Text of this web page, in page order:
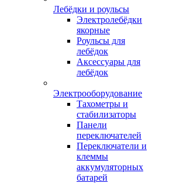
Лебёдки и роульсы
Электролебёдки
якорные
Роульсы для
лебёдок
Аксессуары для
лебёдок
Электрооборудование
Тахометры и
стабилизаторы
Панели
переключателей
Переключатели и
клеммы
аккумуляторных
батарей